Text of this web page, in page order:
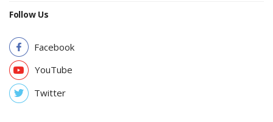
Follow Us
Facebook
YouTube
Twitter